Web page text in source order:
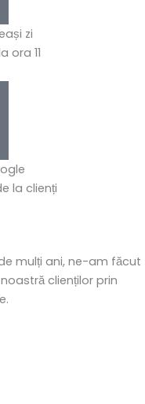
zi
ora 11
la clienți
mulți ani, ne-am făcut
clienților prin